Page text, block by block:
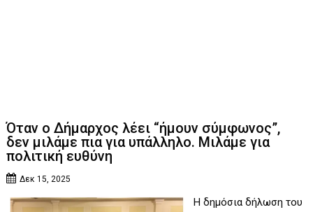
Όταν ο Δήμαρχος λέει “ήμουν σύμφωνος”,
δεν μιλάμε πια για υπάλληλο. Μιλάμε για
πολιτική ευθύνη
Δεκ 15, 2025
Η δημόσια δήλωση του